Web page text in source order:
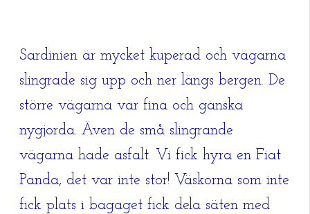
Sardinien är mycket kuperad och vägarna
slingrade sig upp och ner längs bergen. De
större vägarna var fina och ganska
nygjorda. Även de små slingrande
vägarna hade asfalt. Vi fick hyra en Fiat
Panda, det var inte stor! Väskorna som inte
fick plats i bagaget fick dela säten med